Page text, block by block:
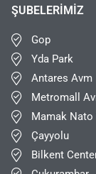
ŞUBELERIMIZ
Gop
Yda Park
Antares Avm
Metromall
Mamak Nato
Çayyolu
Bilkent